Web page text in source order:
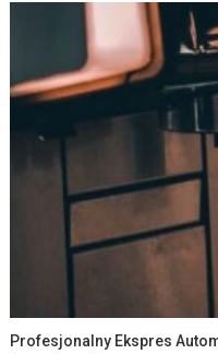
Profesjonalny Ekspres